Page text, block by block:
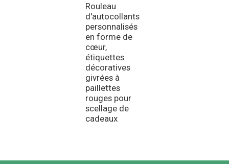
Rouleau
d'autocollants
personnalisés
en forme de
cœur,
étiquettes
décoratives
givrées à
paillettes
rouges pour
scellage de
cadeaux